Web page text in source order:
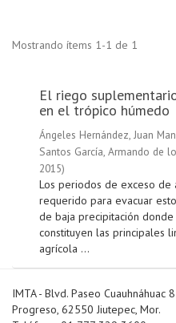
Mostrando ítems 1-1 de 1
El riego
en el trópico húmedo
Ángeles Hernández, Juan
Santos García, Armando de
2015)
Los periodos de exceso
requerido para evacuar
de baja precipitación
constituyen las principales
agrícola ...
IMTA - Blvd. Paseo Cuauhnáhuac
Progreso, 62550 Jiutepec, Mor.